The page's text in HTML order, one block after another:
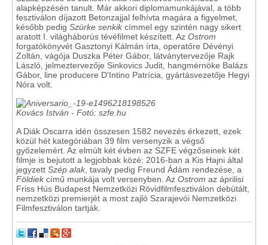
alapképzésén tanult. Már akkori diplomamunkájával, a több
fesztiválon díjazott Betonzajjal felhívta magára a figyelmet,
később pedig Szürke senkikcímmel egy szintén nagy sikert
aratott I. világháborús tévéfilmet készített. Az Ostrom
forgatókönyvét Gasztonyi Kálmán írta, operatőre Dévényi
Zoltán, vágója Duszka Péter Gábor, látványtervezője Rajk
László, jelmeztervezője Sinkovics Judit, hangmérnöke Balázs
Gábor, line producere D'Intino Patrícia, gyártásvezetője Hegyi
Nóra volt.
Kovács István - Fotó: szfe.hu
A Diák Oscarra idén összesen 1582 nevezés érkezett, ezek
közül hét kategóriában 39 film versenyzik a végső
győzelemért. Az elmúlt két évben az SZFE végzőseinek két
filmje is bejutott a legjobbak közé: 2016-ban a Kis Hajni által
jegyzett Szép alak, tavaly pedig Freund Ádám rendezése, a
Földiekcímű munkája volt versenyben. Az Ostrom az áprilisi
Friss Hús Budapest Nemzetközi Rövidfilmfesztiválon debütált,
nemzetközi premierjét a most zajló Szarajevói Nemzetközi
Filmfesztiválon tartják.